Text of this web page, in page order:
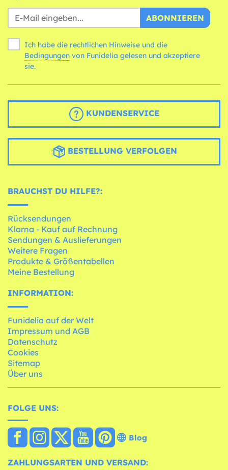
ABONNIEREN
Ich habe die rechtlichen Hinweise und die
Bedingungen
sie.
KUNDENSERVICE
BESTELLUNG VERFOLGEN
BRAUCHST DU HILFE?:
Rücksendungen
Klarna - Kauf auf Rechnung
Sendungen & Auslieferungen
Weitere Fragen
Produkte & Größentabellen
Meine Bestellung
INFORMATION:
Funidelia auf der Welt
Impressum und AGB
Datenschutz
Cookies
Sitemap
Über uns
FOLGE UNS:
Blog
ZAHLUNGSARTEN UND VERSAND: